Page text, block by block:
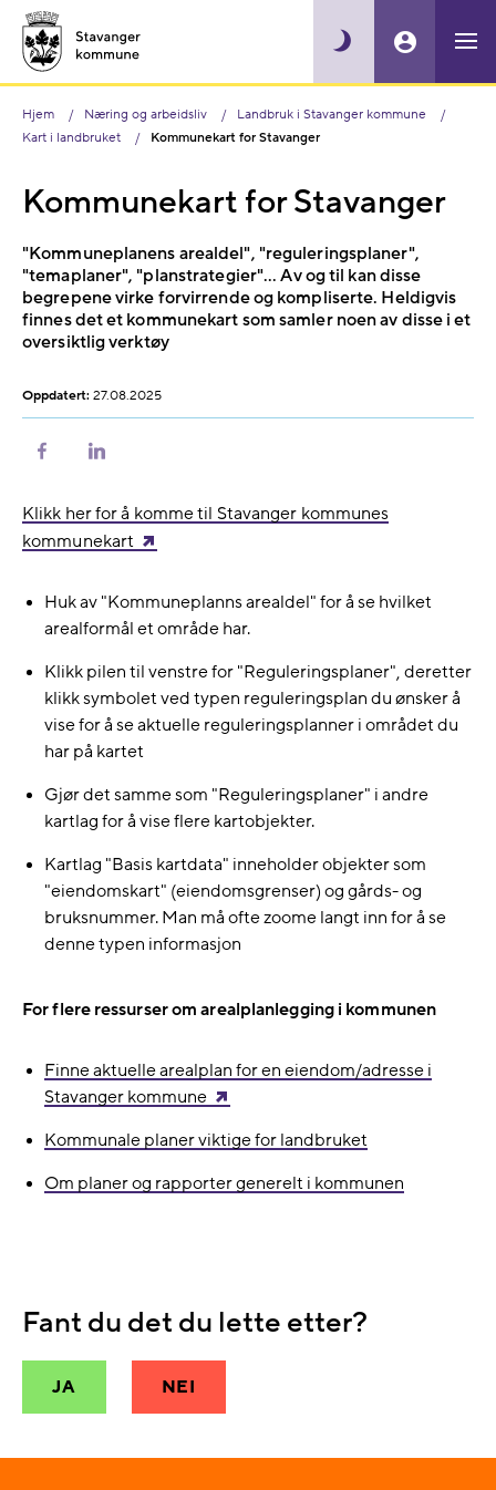
Hjem Næring og arbeidsliv
Landbruk i Stavanger kommune
Kart i landbruket
Kommunekart for Stavanger
Kommunekart for Stavanger
"Kommuneplanens arealdel", "reguleringsplaner",
"temaplaner", "planstrategier"... Av og til kan disse
begrepene virke forvirrende og kompliserte. Heldigvis
finnes det et kommunekart som samler noen av disse i et
oversiktlig verktøy
Oppdatert: 27.08.2025
Del
Del
Klikk her for å komme til Stavanger kommunes
kommunekart
Huk av "Kommuneplanns arealdel" for å se hvilket
arealformål et område har.
Klikk pilen til venstre for "Reguleringsplaner", deretter
klikk symbolet ved typen reguleringsplan du ønsker å
vise for å se aktuelle reguleringsplanner i området du
har på kartet
Gjør det samme som "Reguleringsplaner" i andre
kartlag for å vise flere kartobjekter.
Kartlag "Basis kartdata" inneholder objekter som
"eiendomskart" (eiendomsgrenser) og gårds- og
bruksnummer. Man må ofte zoome langt inn for å se
denne typen informasjon
For flere ressurser om arealplanlegging i kommunen
Finne aktuelle arealplan for en eiendom/adresse i
Stavanger kommune
Kommunale planer viktige for landbruket
Om planer og rapporter generelt i kommunen
Fant du det du lette etter?
JA NEI